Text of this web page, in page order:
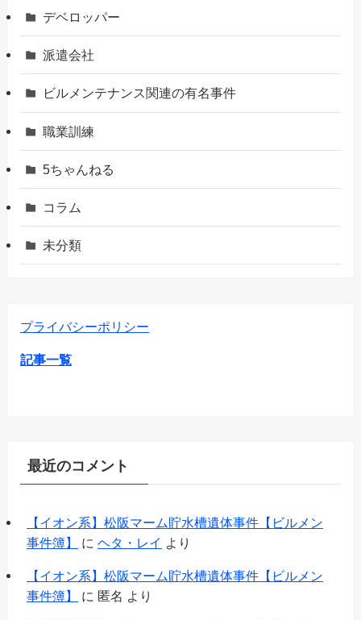
デベロッパー
派遣会社
ビルメンテナンス関連の有名事件
職業訓練
5ちゃんねる
コラム
未分類
プライバシーポリシー
記事一覧
最近のコメント
【イオン系】松阪マーム貯水槽遺体事件【ビルメン
事件簿】
に ヘタ・レイ より
【イオン系】松阪マーム貯水槽遺体事件【ビルメン
事件簿】
に 匿名 より